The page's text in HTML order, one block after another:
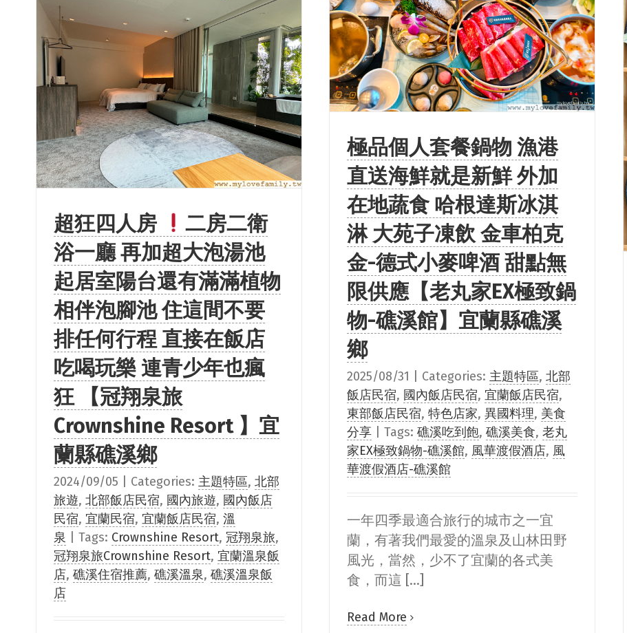
極品個人套餐鍋物 漁港
直送海鮮就是新鮮 外加
在地蔬食 哈根達斯冰淇
淋 大苑子凍飲 金車柏克
金-德式小麥啤酒 甜點無
限供應【老丸家EX極致鍋
物-礁溪館】宜蘭縣礁溪
鄉
2025/08/31 Categories: 主題特區, 北部
飯店民宿, 國內飯店民宿, 宜蘭飯店民宿,
東部飯店民宿, 特色店家, 異國料理, 美食
分享
Tags: 礁溪吃到飽, 礁溪美食, 老丸
家EX極致鍋物-礁溪館, 風華渡假酒店, 風
華渡假酒店-礁溪館
一年四季最適合旅行的城市之一宜
蘭，有著我們最愛的溫泉及山林田野
風光，當然，少不了宜蘭的各式美
食，而這 [...]
Read More
超狂四人房
二房二衛
浴一廳 再加超大泡湯池
起居室陽台還有滿滿植物
相伴泡腳池 住這間不要
排任何行程 直接在飯店
吃喝玩樂 連青少年也瘋
狂 【冠翔泉旅
Crownshine Resort 】宜
蘭縣礁溪鄉
2024/09/05 Categories: 主題特區, 北部
旅遊, 北部飯店民宿, 國內旅遊, 國內飯店
民宿, 宜蘭民宿, 宜蘭飯店民宿, 溫
泉
Tags: Crownshine Resort, 冠翔泉旅,
冠翔泉旅Crownshine Resort, 宜蘭溫泉飯
店, 礁溪住宿推薦, 礁溪溫泉, 礁溪溫泉飯
店